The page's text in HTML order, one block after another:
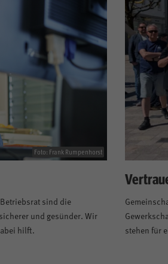
Foto: Frank Rumpenhorst
sind die
und gesünder. Wir
hilft.
stehen für